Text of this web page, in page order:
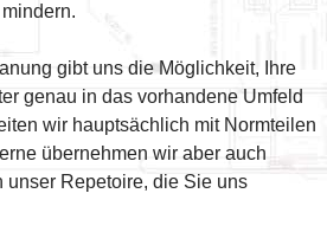
gibt uns die Möglichkeit, Ihre
genau in das vorhandene Umfeld
wir hauptsächlich mit Normteilen
übernehmen wir aber auch
unser Repetoire, die Sie uns